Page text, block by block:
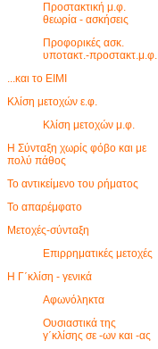
Προστακτική μ.φ.
θεωρία - ασκήσεις
Προφορικές ασκ.
υποτακτ.-προστακτ.μ.φ.
...και το ΕΙΜΙ
Κλίση μετοχών ε.φ.
Κλίση μετοχών μ.φ.
Η Σύνταξη χωρίς φόβο και με
πολύ πάθος
Το αντικείμενο του ρήματος
Το απαρέμφατο
Μετοχές-σύνταξη
Επιρρηματικές μετοχές
Η Γ΄κλίση - γενικά
Αφωνόληκτα
Ουσιαστικά της
γ΄κλίσης σε -ων και -ας